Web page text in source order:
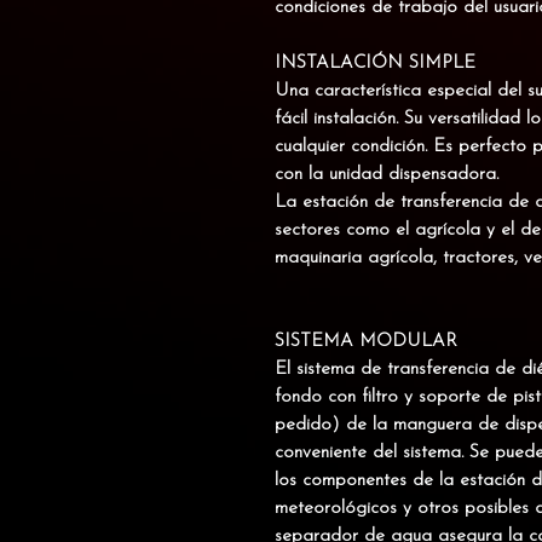
condiciones de trabajo del
INSTALACIÓN SIMPLE
Una característica especial del
fácil instalación. Su versatilidad
cualquier condición. Es perfecto
con la unidad dispensadora.
La estación de transferencia de
sectores como el agrícola y el
maquinaria agrícola, tractores,
SISTEMA MODULAR
El sistema de transferencia de
fondo con filtro y soporte de
pedido) de la manguera de
conveniente del sistema. Se
los componentes de la estación
meteorológicos y otros posibles
separador de agua asegura la